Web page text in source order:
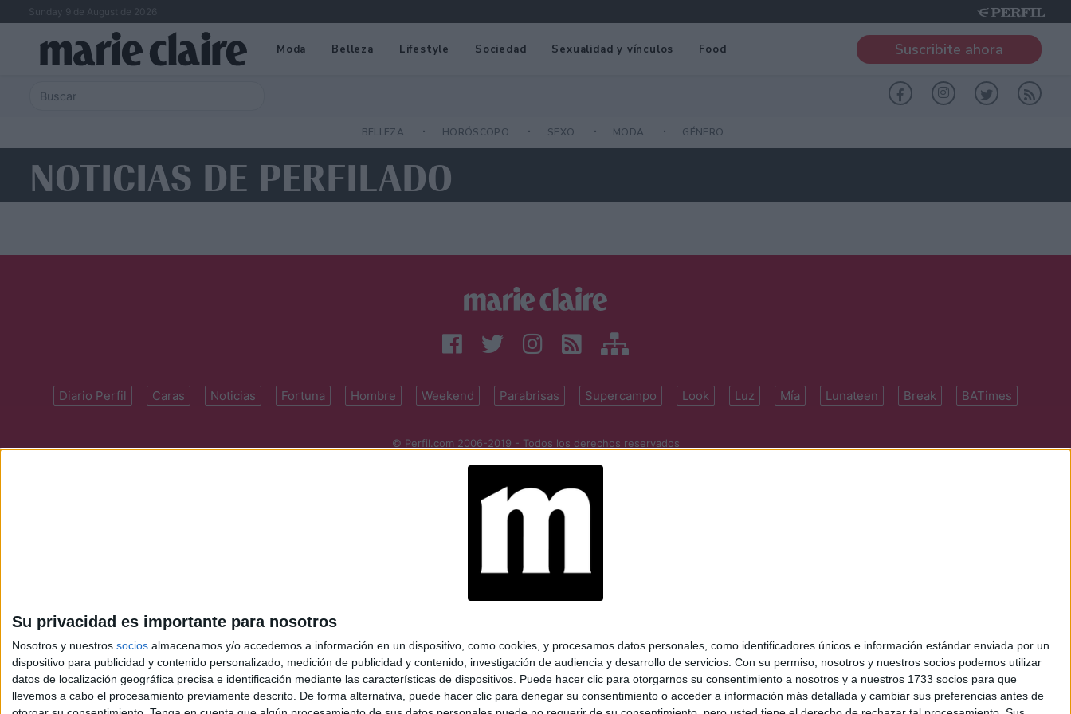
Su privacidad es importante para nosotros
Nosotros y nuestros socios almacenamos y/o accedemos a información en un dispositivo, como cookies, y procesamos datos personales, como identificadores únicos e información estándar enviada por un
dispositivo para publicidad y contenido personalizado, medición de publicidad y contenido, investigación de audiencia y desarrollo de servicios. Con su permiso, nosotros y nuestros socios podemos utilizar
datos de localización geográfica precisa e identificación mediante las características de dispositivos. Puede hacer clic para otorgarnos su consentimiento a nosotros y a nuestros 1733 socios para que
llevemos a cabo el procesamiento previamente descrito. De forma alternativa, puede hacer clic para denegar su consentimiento o acceder a información más detallada y cambiar sus preferencias antes de
Sunday 9 de August de 2026
Moda Belleza Lifestyle Sociedad Sexualidad y vínculos Food Suscribite ahora
BELLEZA HORÓSCOPO SEXO MODA GÉNERO
NOTICIAS DE PERFILADO
Diario Perfil Caras Noticias Fortuna Hombre Weekend Parabrisas Supercampo Look Luz Mía Lunateen Break BATimes
© Perfil.com 2006-2019 - Todos los derechos reservados
perfilcom@perfil.com| Propietario: Diario Perfil S.A.